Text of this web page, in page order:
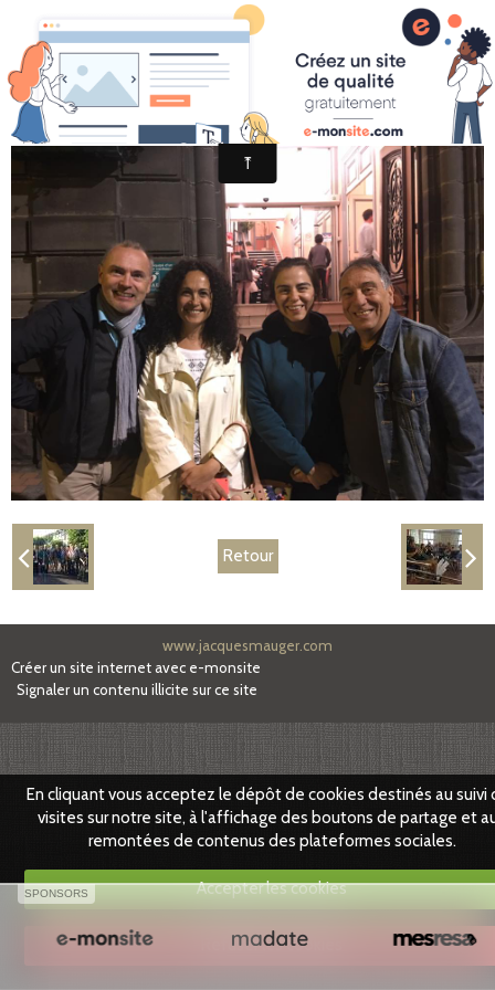
Jacques Mauger/Site officiel
Page d'accueil
News
Vidéos
Biographie
CD
Agenda
Espace Presse
Contact
Partenaires
Facebook
4
Retour
www.jacquesmauger.com
Créer un site internet avec e-monsite
Signaler un contenu illicite sur ce site
SPONSORS
En cliquant vous acceptez le dépôt de cookies destinés au suivi
visites sur notre site, à l'affichage des boutons de partage et
remontées de contenus des plateformes sociales.
Accepter les cookies
Refuser les cookies